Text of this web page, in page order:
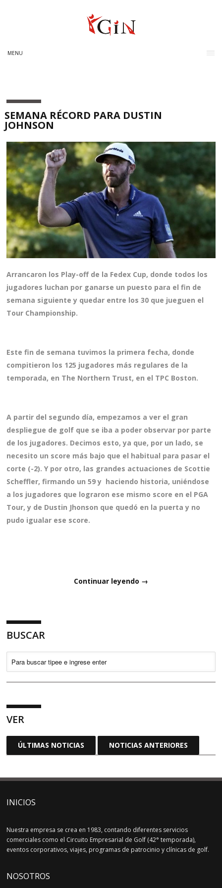
MENU
SEMANA RÉCORD PARA DUSTIN
JOHNSON
Arrancaron los Play-off de la Fedex Cup, donde todos los
jugadores luchan por ganarse un puesto para el fin de
semana siguiente y quedar entre los 30 que jueguen el
Tour Championship.
Este fin de semana tuvimos la primera fecha, donde
compitieron los 125 jugadores más regulares de la
temporada, en The Northern Trust, en el TPC Boston.
A partir del segundo día, empezamos a ver el gran
despliegue de golf que se iba a poder observar por parte
de los jugadores. Decimos esto, ya que, por un lado, se
necesito un score más bajo que el habitual para pasar el
corte (-2). Y por otro, las grandes actuaciones de Scottie
Scheffler, firmando un 59 y haciendo historia, uniéndose
a los jugadores que lograron ese mismo score en el PGA
Tour, y de Dustin Jhonson que quedó en la puerta y no
pudo igualar ese score.
Continuar leyendo →
BUSCAR
VER
ÚLTIMAS NOTICIAS NOTICIAS ANTERIORES
INICIOS
Nuestra empresa se crea en 1983, contando diferentes servicios
comerciales como el Circuito Empresarial de Golf (42° temporada),
eventos corporativos, viajes, programas de patrocinio y clínicas de golf.
NOSOTROS